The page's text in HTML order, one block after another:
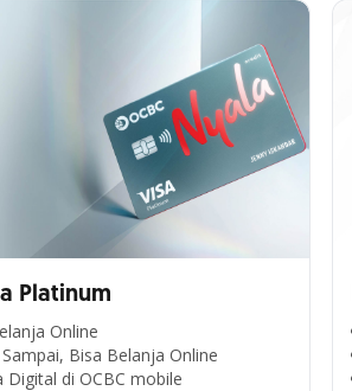
Platinum
Online
Bisa Belanja Online
Digital di OCBC mobile